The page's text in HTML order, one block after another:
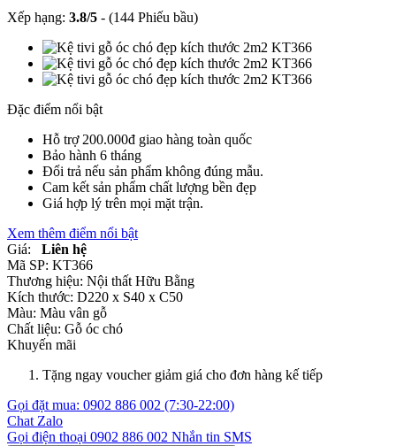
Xếp hạng: 3.8/5 - (144 Phiếu bầu)
Đặc điểm nổi bật
Hỗ trợ 200.000đ giao hàng toàn quốc
Bảo hành 6 tháng
Đổi trả nếu sản phẩm không đúng mẫu.
Cam kết sản phẩm chất lượng bền đẹp
Giá hợp lý trên mọi mặt trận.
Xem thêm điểm nổi bật
Giá:
Liên hệ
Mã SP: KT366
Thương hiệu: Nội thất Hữu Bằng
Kích thước: D220 x S40 x C50
Màu: Màu vân gỗ
Chất liệu: Gỗ óc chó
Khuyến mãi
Tặng ngay voucher giảm giá cho đơn hàng kế tiếp
Gọi đặt mua: 0902 886 002 (7:30-22:00)
Chat Zalo
Gọi điện thoại 0902 886 002 Nhắn tin SMS